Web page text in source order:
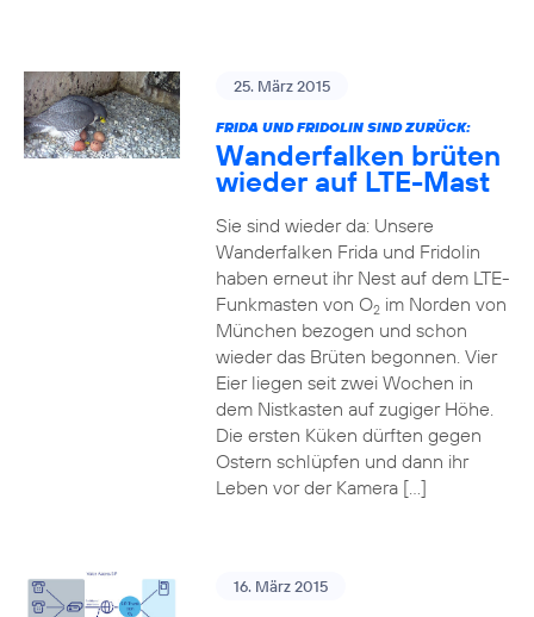
25. März 2015
FRIDA UND FRIDOLIN SIND ZURÜCK:
Wanderfalken brüten
wieder auf LTE-Mast
Sie sind wieder da: Unsere
Wanderfalken Frida und Fridolin
haben erneut ihr Nest auf dem LTE-
Funkmasten von O2im Norden von
München bezogen und schon
wieder das Brüten begonnen. Vier
Eier liegen seit zwei Wochen in
dem Nistkasten auf zugiger Höhe.
Die ersten Küken dürften gegen
Ostern schlüpfen und dann ihr
Leben vor der Kamera […]
16. März 2015